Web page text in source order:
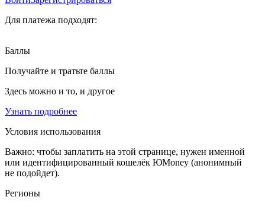
Для платежа подходят:
Баллы
Получайте и тратьте баллы
Здесь можно и то, и другое
Узнать подробнее
Условия использования
Важно: чтобы заплатить на этой странице, нужен именной
или идентифицированный кошелёк ЮMoney (анонимный
не подойдет).
Регионы